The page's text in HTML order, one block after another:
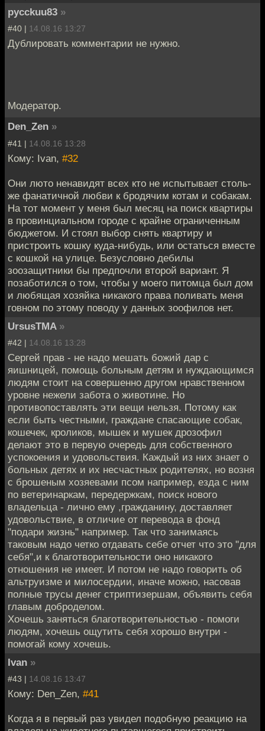
pycckuu83 »
#40 | 14.08.16 13:27
Дублировать комментарии не нужно.
Модератор.
Den_Zen »
#41 | 14.08.16 13:28
Кому: Ivan, #32
Они люто ненавидят всех кто не испытывает столь-
же фанатичной любви к бродячим котам и собакам.
На тот момент у меня был месяц на поиск квартиры
в провинциальном городе с крайне ограниченным
бюджетом. И стоял выбор снять квартиру и
пристроить кошку куда-нибудь, или остаться вместе
с кошкой на улице. Безусловно дебилы
зоозащитники бы предпочли второй вариант. Я
позаботился о том, чтобы у моего питомца был дом
и любящая хозяйка никакого права поливать меня
говном по этому поводу у данных зоофилов нет.
UrsusTMA »
#42 | 14.08.16 13:28
Сергей прав - не надо мешать божий дар с
яишницей, помощь больным детям и нуждающимся
людям стоит на совершенно другом нравственном
уровне нежели забота о животине. Но
противопоставлять эти вещи нельзя. Потому как
если быть честными, граждане спасающие собак,
кошечек, кроликов, мышек и мушек дрозофил
делают это в первую очередь для собственного
успокоения и удовольствия. Каждый из них знает о
больных детях и их несчастных родителях, но возня
с брошеным хозяевами псом например, езда с ним
по ветеринаркам, передержкам, поиск нового
владельца - лично ему ,гражданину, доставляет
удовольствие, в отличие от перевода в фонд
"подари жизнь" например. Так что занимаясь
таковым надо четко отдавать себе отчет что это "для
себя",и к благотворительности оно никакого
отношения не имеет. И потом не надо говорить об
альтруизме и милосердии, иначе можно, насовав
полные трусы денег стриптизершам, объявить себя
главым доброделом.
Хочешь заняться благотворительностью - помоги
людям, хочешь ощутить себя хорошо внутри -
помогай кому хочешь.
Ivan »
#43 | 14.08.16 13:47
Кому: Den_Zen, #41
Когда я в первый раз увидел подобную реакцию на